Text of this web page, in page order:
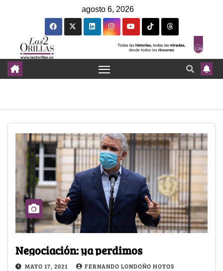
agosto 6, 2026
Negociación: ya perdimos
MAYO 17, 2021 FERNANDO LONDOÑO HOYOS